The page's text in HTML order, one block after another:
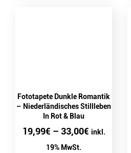
Fototapete Dunkle Romantik
– Niederländisches Stillleben
In Rot & Blau
19,99€ – 33,00€ inkl.
19% MwSt.